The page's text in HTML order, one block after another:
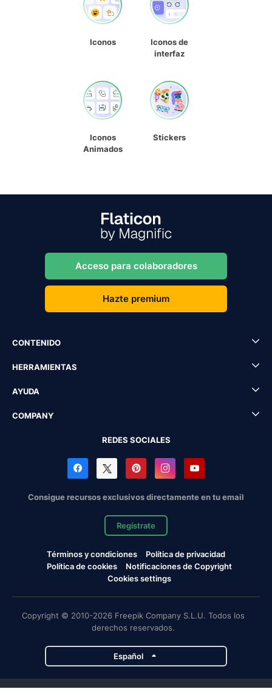
Iconos
Iconos de
interfaz
Iconos
Animados
Stickers
Acceso para colaboradores
Hazte premium
CONTENIDO
HERRAMIENTAS
AYUDA
COMPANY
REDES SOCIALES
Consigue recursos exclusivos directamente en tu email
Regístrate
Términos y condiciones
Política de privacidad
Política de cookies
Notificaciones de Copyright
Cookies settings
Copyright © 2010-2026 Freepik Company S.L.U. Todos los
derechos reservados.
Español